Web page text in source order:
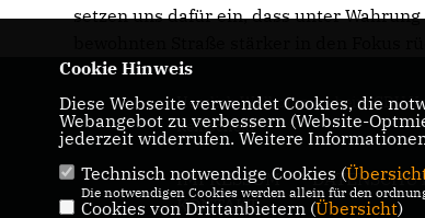
setzen uns dafür ein, dass unter
Herzlich Willkommen beim CDU
Remscheid
IMPRESSUM
KONTAKT
Cookie Hinweis
Diese Webseite verwendet Cookies, die
Webangebot zu verbessern (Website-
jederzeit widerrufen. Weitere
Technisch notwendige Cookies (
Die notwendigen Cookies werden allein für den
Cookies von Drittanbietern (Übersicht)